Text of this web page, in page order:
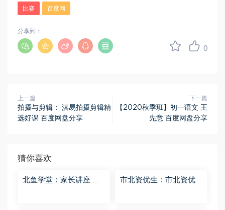
比赛 百度网
0
分享到：
上一篇
拍摄与剪辑： 淇易拍摄剪辑精
选好课 百度网盘分享
下一篇
【2020秋季班】初一语文 王
先意 百度网盘分享
猜你喜欢
北鱼学堂：家长讲座 百
市北资优生：市北资优